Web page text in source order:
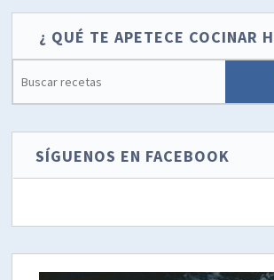
¿ QUÉ TE APETECE COCINAR
SÍGUENOS EN FACEBOOK